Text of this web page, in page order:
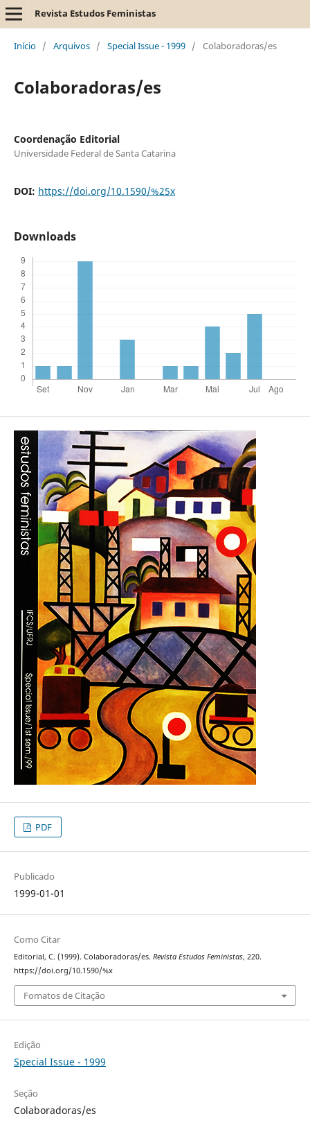
Revista Estudos Feministas
Início / Arquivos / Special Issue - 1999 / Colaboradoras/es
Colaboradoras/es
Coordenação Editorial
Universidade Federal de Santa Catarina
DOI: https://doi.org/10.1590/%25x
Downloads
PDF
Publicado
1999-01-01
Como Citar
Editorial, C. (1999). Colaboradoras/es. Revista Estudos Feministas, 220.
https://doi.org/10.1590/%x
Fomatos de Citação
Edição
Special Issue - 1999
Seção
Colaboradoras/es